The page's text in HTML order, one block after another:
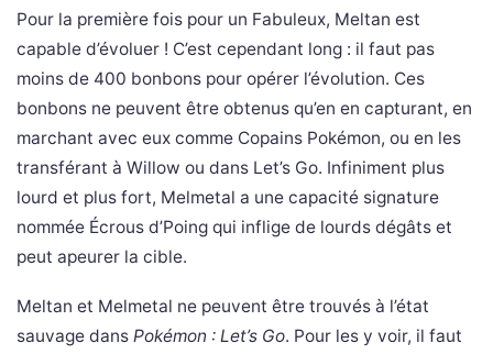
Pour la première fois pour un Fabuleux, Meltan est
capable d’évoluer ! C’est cependant long : il faut pas
moins de 400 bonbons pour opérer l’évolution. Ces
bonbons ne peuvent être obtenus qu’en en capturant, en
marchant avec eux comme Copains Pokémon, ou en les
transférant à Willow ou dans Let’s Go. Infiniment plus
lourd et plus fort, Melmetal a une capacité signature
nommée Écrous d’Poing qui inflige de lourds dégâts et
peut apeurer la cible.
Meltan et Melmetal ne peuvent être trouvés à l’état
sauvage dans Pokémon : Let’s Go. Pour les y voir, il faut